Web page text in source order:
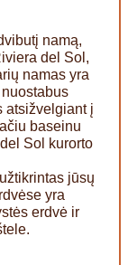
namą,
del Sol,
namas yra
atsižvelgiant į
baseinu
Sol kurorto
jūsų
yra
erdvė ir